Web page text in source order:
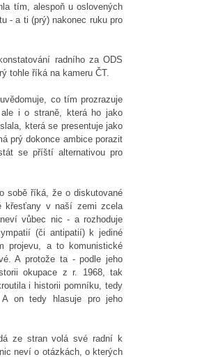
tím, alespoň u oslovených
- a ti (prý) nakonec ruku pro
radního za ODS
tohle říká na kameru ČT.
co tím prozrazuje
i o straně, která ho jako
která se presentuje jako
prý dokonce ambice porazit
se příští alternativou pro
sobě říká, že o diskutované
křesťany v naší zemi zcela
vůbec nic - a rozhoduje
(či antipatií) k jediné
projevu, a to komunistické
A protože ta - podle jeho
okupace z r. 1968, tak
i historii pomníku, tedy
on tedy hlasuje pro jeho
ze stran volá své radní k
neví o otázkách, o kterých